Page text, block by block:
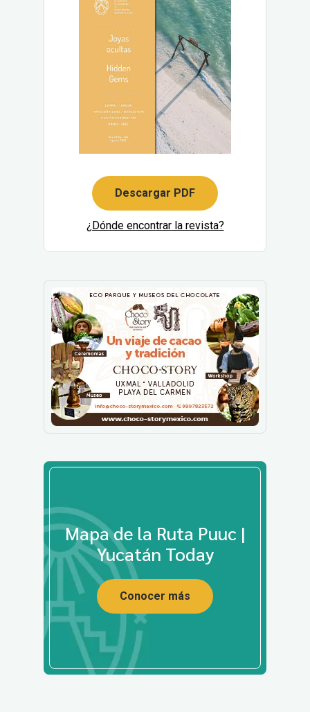
Descargar PDF
¿Dónde encontrar la revista?
Mapa de la Ruta Puuc |
Yucatán Today
Conocer más